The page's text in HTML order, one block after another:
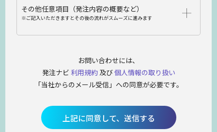
その他任意項目（発注内容の概要など）
※ご記入いただきますとその後の流れがスムーズに進みます
お問い合わせには、
発注ナビ 利用規約及び個人情報の取り扱い
「当社からのメール受信」への同意が必要です。
上記に同意して、送信する